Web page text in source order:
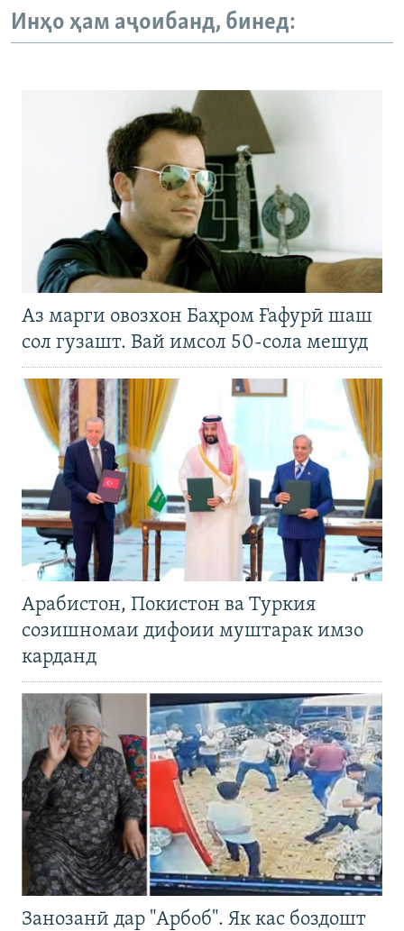
Инҳо ҳам аҷоибанд, бинед:
Аз марги овозхон Баҳром Ғафурӣ шаш
сол гузашт. Вай имсол 50-сола мешуд
Арабистон, Покистон ва Туркия
созишномаи дифоии муштарак имзо
карданд
Занозанӣ дар "Арбоб". Як кас боздошт